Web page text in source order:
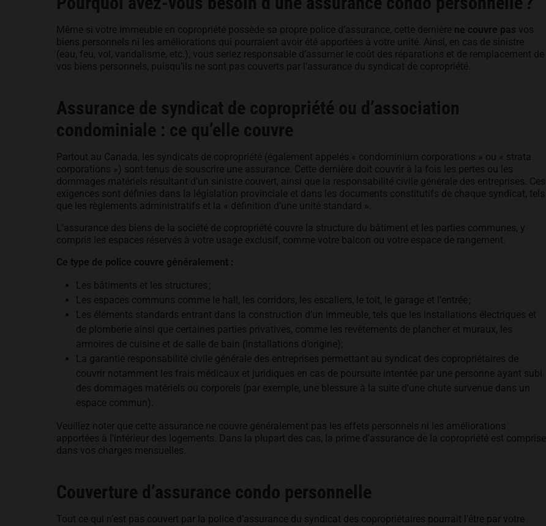
Même si votre immeuble en copropriété possède sa propre police d’assurance, cette dernière ne couvre pas vos
biens personnels ni les améliorations qui pourraient avoir été apportées à votre unité. Ainsi, en cas de sinistre
(eau, feu, vol, vandalisme, etc.), vous seriez responsable d’assumer le coût des réparations et de remplacement de
vos biens personnels, puisqu’ils ne sont pas couverts par l’assurance du syndicat de copropriété.
Assurance de syndicat de copropriété ou d’association
condominiale : ce qu’elle couvre
Partout au Canada, les syndicats de copropriété (également appelés « condominium corporations » ou « strata
corporations ») sont tenus de souscrire une assurance. Cette dernière doit couvrir à la fois les pertes ou les
dommages matériels résultant d’un sinistre couvert, ainsi que la responsabilité civile générale des entreprises. Ces
exigences sont définies dans la législation provinciale et dans les documents constitutifs de chaque syndicat, tels
que les règlements administratifs et la « définition d’une unité standard ».
L'assurance des biens de la société de copropriété couvre la structure du bâtiment et les parties communes, y
compris les espaces réservés à votre usage exclusif, comme votre balcon ou votre espace de rangement.
Ce type de police couvre généralement :
Les bâtiments et les structures ;
Les espaces communs comme le hall, les corridors, les escaliers, le toit, le garage et l’entrée ;
Les éléments standards entrant dans la construction d’un immeuble, tels que les installations électriques et
de plomberie ainsi que certaines parties privatives, comme les revêtements de plancher et muraux, les
armoires de cuisine et de salle de bain (installations d’origine);
La garantie responsabilité civile générale des entreprises permettant au syndicat des copropriétaires de
couvrir notamment les frais médicaux et juridiques en cas de poursuite intentée par une personne ayant subi
des dommages matériels ou corporels (par exemple, une blessure à la suite d’une chute survenue dans un
espace commun).
Veuillez noter que cette assurance ne couvre généralement pas les effets personnels ni les améliorations
apportées à l'intérieur des logements. Dans la plupart des cas, la prime d'assurance de la copropriété est comprise
dans vos charges mensuelles.
Couverture d’assurance condo personnelle
Tout ce qui n’est pas couvert par la police d’assurance du syndicat des copropriétaires pourrait l’être par votre